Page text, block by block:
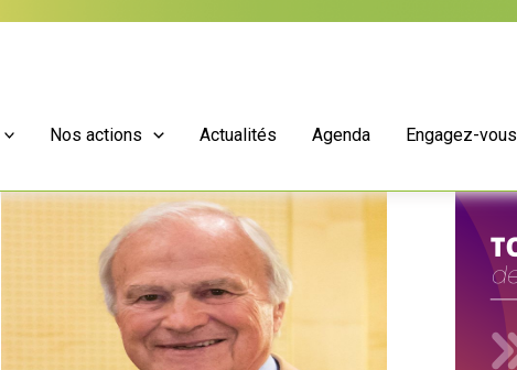
Nos actions Actualités Agenda Engagez-vous
Claude
Tour
France